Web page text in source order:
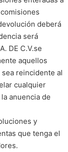
deberá
será
DE C.V.se
aquellos
reincidente al
cualquier
anuencia de
y
que tenga el